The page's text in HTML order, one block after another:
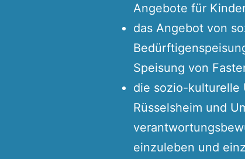
Angebote für
das Angebot von
Speisung von
die sozio-kulturelle
Rüsselsheim und
einzuleben und